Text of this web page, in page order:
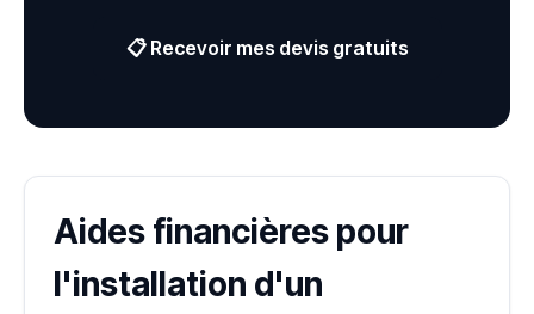
📋 Recevoir mes devis gratuits
Aides financières pour
l'installation d'un